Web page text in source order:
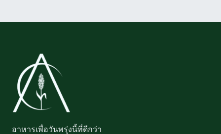
อาหารเพื่อวันพรุ่งนี้ที่ดีกว่า